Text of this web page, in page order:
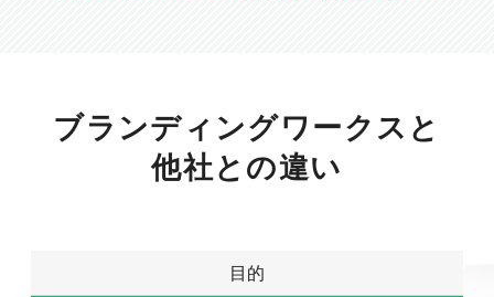
ブランディングワークスと
他社との違い
目的